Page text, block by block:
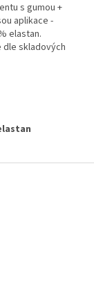
s gumou +
aplikace -
elastan.
dle skladových